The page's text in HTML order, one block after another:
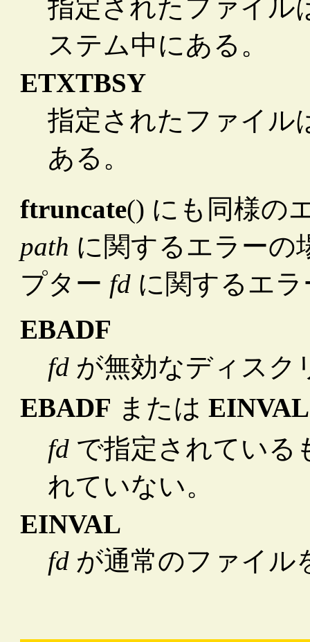
指定されたファイル
ステム中にある。
ETXTBSY
指定されたファイル
ある。
ftruncate() にも同様の
path に関するエラーの
プター fd に関するエ
EBADF
fd が無効なディスク
EBADF またはEINVAL
fd で指定されている
れていない。
EINVAL
fd が通常のファイル